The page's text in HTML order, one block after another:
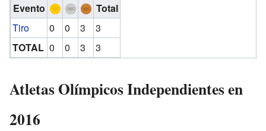
Evento
Total
Tiro
0 0 3
3
TOTAL 0 0 3 3
Atletas Olímpicos Independientes en
2016